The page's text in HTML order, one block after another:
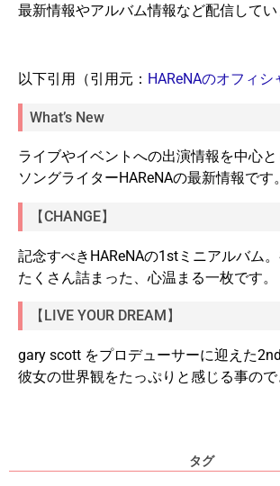
最新情報やアルバム情報など配信してい
以下引用（引用元： HAReNAのオフィシ
What’s New
ライブやイベントへの出演情報を中心
ソングライターHAReNAの最新情報です。
【CHANGE】
記念すべきHAReNAの1stミニアルバム
たくさん詰まった、心温まる一枚です。
【LIVE YOUR DREAM】
gary scott をプロデューサーに迎えた
彼女の世界観をたっぷりと感じる事ので
タグ